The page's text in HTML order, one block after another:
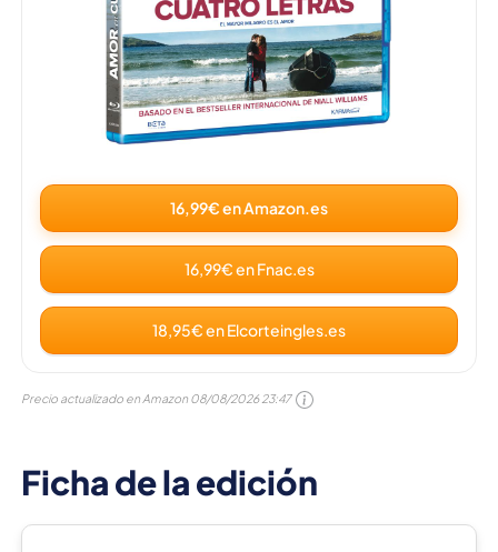
16,99€ en Amazon.es
16,99€ en Fnac.es
18,95€ en Elcorteingles.es
Precio actualizado en Amazon 08/08/2026 23:47
Ficha de la edición